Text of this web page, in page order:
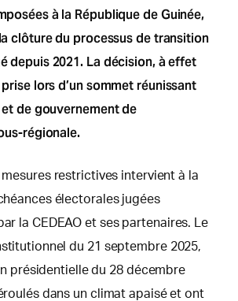
à la République de Guinée,
clôture du processus de transition
depuis 2021. La décision, à effet
lors d’un sommet réunissant
et de gouvernement de
régionale.
restrictives intervient à la
électorales jugées
la CEDEAO et ses partenaires. Le
du 21 septembre 2025,
présidentielle du 28 décembre
dans un climat apaisé et ont